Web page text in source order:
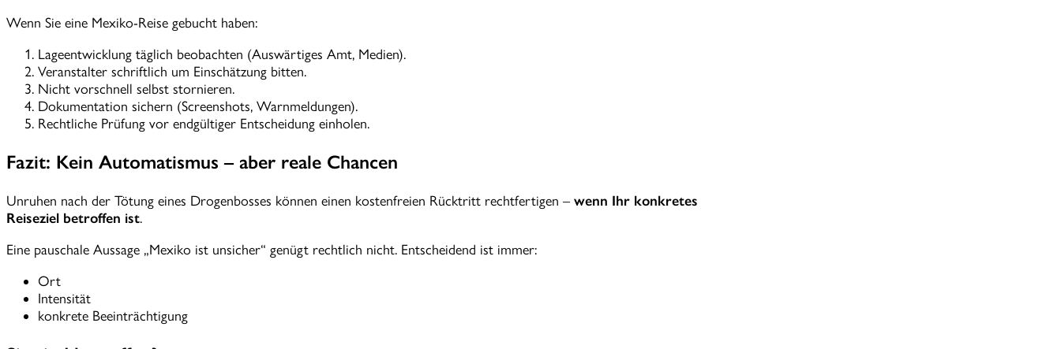
Wenn Sie eine Mexiko-Reise gebucht haben:
Lageentwicklung täglich beobachten (Auswärtiges Amt, Medien).
Veranstalter schriftlich um Einschätzung bitten.
Nicht vorschnell selbst stornieren.
Dokumentation sichern (Screenshots, Warnmeldungen).
Rechtliche Prüfung vor endgültiger Entscheidung einholen.
Fazit: Kein Automatismus – aber reale Chancen
Unruhen nach der Tötung eines Drogenbosses können einen kostenfreien Rücktritt rechtfertigen – wenn Ihr konkretes
Reiseziel betroffen ist.
Eine pauschale Aussage „Mexiko ist unsicher“ genügt rechtlich nicht. Entscheidend ist immer:
Ort
Intensität
konkrete Beeinträchtigung